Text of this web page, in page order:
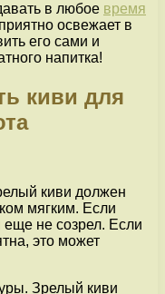
в любое время
освежает в
его сами и
напитка!
киви для
киви должен
мягким. Если
еще не созрел. Если
это может
Зрелый киви